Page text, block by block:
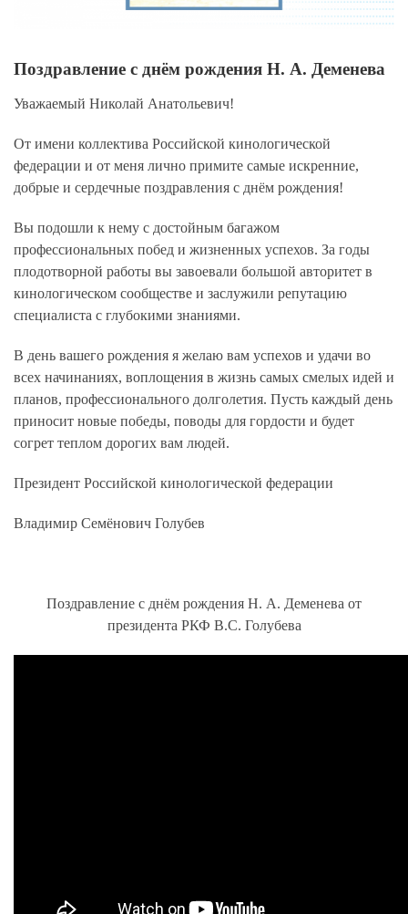
Поздравление с днём рождения Н. А. Деменева
Уважаемый Николай Анатольевич!
От имени коллектива Российской кинологической
федерации и от меня лично примите самые искренние,
добрые и сердечные поздравления с днём рождения!
Вы подошли к нему с достойным багажом
профессиональных побед и жизненных успехов. За годы
плодотворной работы вы завоевали большой авторитет в
кинологическом сообществе и заслужили репутацию
специалиста с глубокими знаниями.
В день вашего рождения я желаю вам успехов и удачи во
всех начинаниях, воплощения в жизнь самых смелых идей и
планов, профессионального долголетия. Пусть каждый день
приносит новые победы, поводы для гордости и будет
согрет теплом дорогих вам людей.
Президент Российской кинологической федерации
Владимир Семёнович Голубев
Поздравление с днём рождения Н. А. Деменева от
президента РКФ В.С. Голубева